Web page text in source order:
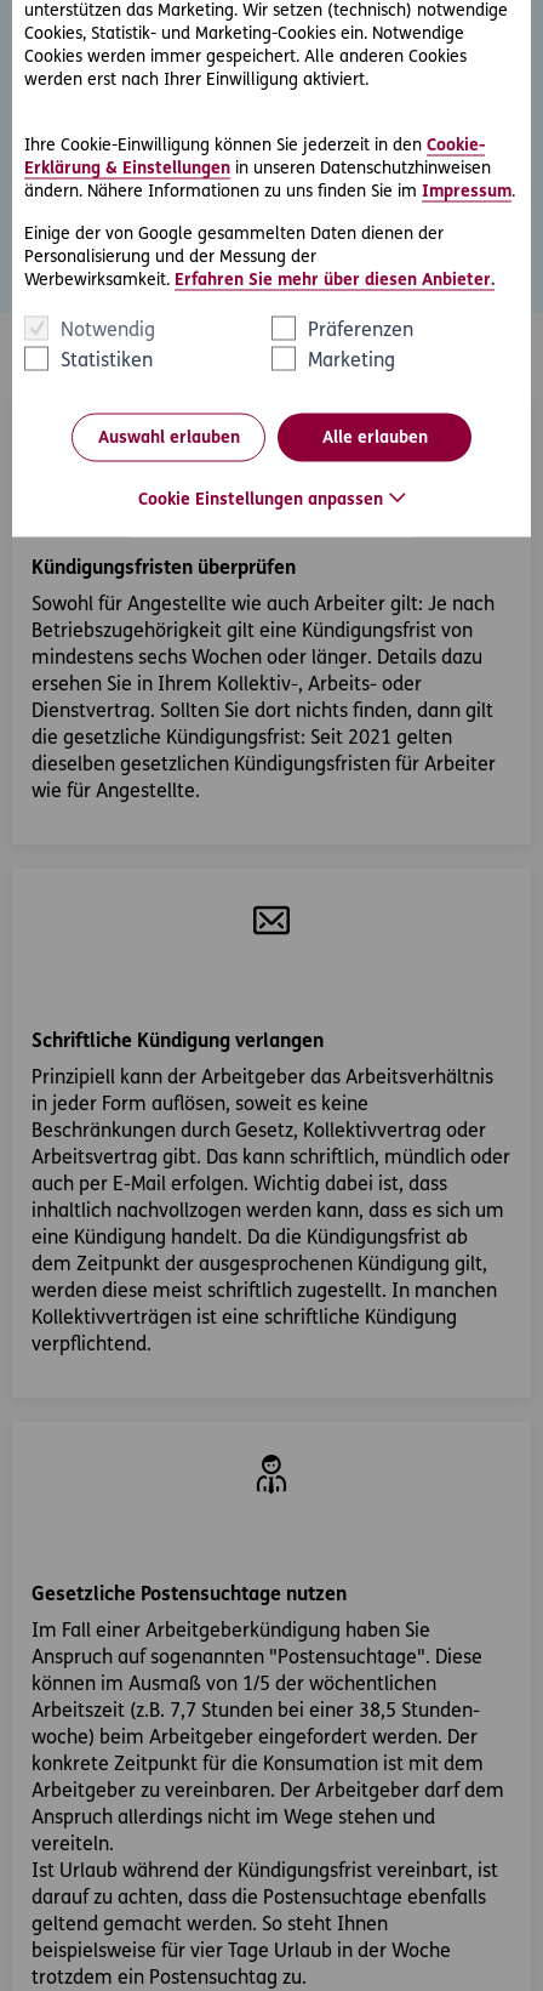
unterstützen das Marketing. Wir setzen (technisch) notwendige
Cookies, Statistik- und Marketing-Cookies ein. Notwendige
Cookies werden immer gespeichert. Alle anderen Cookies
werden erst nach Ihrer Einwilligung aktiviert.
Ihre Cookie-Einwilligung können Sie jederzeit in den Cookie-
Erklärung & Einstellungen in unseren Datenschutzhinweisen
ändern. Nähere Informationen zu uns finden Sie im Impressum.
Einige der von Google gesammelten Daten dienen der
Personalisierung und der Messung der
Werbewirksamkeit. Erfahren Sie mehr über diesen Anbieter.
Notwendig
Präferenzen
Statistiken
Marketing
Auswahl erlauben Alle erlauben
Cookie Einstellungen anpassen
Rechtliche Beratung beim Anwalt kann teuer sein – pro
Stunde werden 100 Euro und mehr verrechnet. Für nur 5,90
Euro im Monat können Sie jederzeit Ihre Rechtsfälle mit
Stellen Sie jetzt Ihre Rechtsfrage – Antwort erhalten Sie
spätestens am nächsten Werktag!
Zum Angebot
Hilfreiche Tipps
Kündigungsfristen überprüfen
Sowohl für Angestellte wie auch Arbeiter gilt: Je nach
Betriebszugehörigkeit gilt eine Kündigungsfrist von
mindestens sechs Wochen oder länger. Details dazu
ersehen Sie in Ihrem Kollektiv-, Arbeits- oder
Dienstvertrag. Sollten Sie dort nichts finden, dann gilt
die gesetzliche Kündigungsfrist: Seit 2021 gelten
dieselben gesetzlichen Kündigungsfristen für Arbeiter
wie für Angestellte.
Schriftliche Kündigung verlangen
Prinzipiell kann der Arbeitgeber das Arbeitsverhältnis
in jeder Form auflösen, soweit es keine
Beschränkungen durch Gesetz, Kollektivvertrag oder
Arbeitsvertrag gibt. Das kann schriftlich, mündlich oder
auch per E-Mail erfolgen. Wichtig dabei ist, dass
inhaltlich nachvollzogen werden kann, dass es sich um
eine Kündigung handelt. Da die Kündigungsfrist ab
dem Zeitpunkt der ausgesprochenen Kündigung gilt,
werden diese meist schriftlich zugestellt. In manchen
Kollektivverträgen ist eine schriftliche Kündigung
verpflichtend.
Gesetzliche Postensuchtage nutzen
Im Fall einer Arbeitgeberkündigung haben Sie
Anspruch auf sogenannten "Postensuchtage". Diese
können im Aus­maß von 1/5 der wöchentlichen
Arbeitszeit (z.B. 7,7 Stunden bei einer 38,5 Stund­en­
woche) beim Arbeitgeber eingefordert werden. Der
konkrete Zeitpunkt für die Konsumation ist mit dem
Arbeitgeber zu vereinbaren. Der Arbeitgeber darf dem
Anspruch aller­dings nicht im Wege stehen und
vereiteln.
Ist Urlaub während der Kündigungsfrist ver­ein­bart, ist
darauf zu achten, dass die Postensuchtage ebenfalls
geltend gemacht werden. So steht Ihnen
beispielsweise für vier Tage Urlaub in der Woche
trotzdem ein Postensuchtag zu.